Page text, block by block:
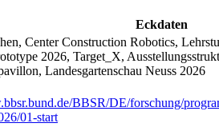
Eckdaten
Center Construction Robotics,
2026, Target_X,
Landesgartenschau Neuss 2026
BBSR/DE/forschung/
01-start